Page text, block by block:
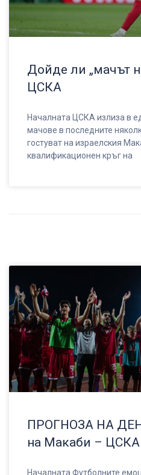
Дойде ли „мачът
ЦСКА
Началната ЦСКА излиза в
мачове в последните
гостуват на израелския
квалификационен кръг на
ПРОГНОЗА НА
на Макаби – ЦСКА
Началната Футболните